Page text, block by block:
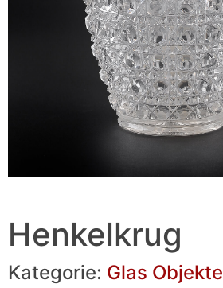
Henkelkrug
Kategorie: Glas Objekte